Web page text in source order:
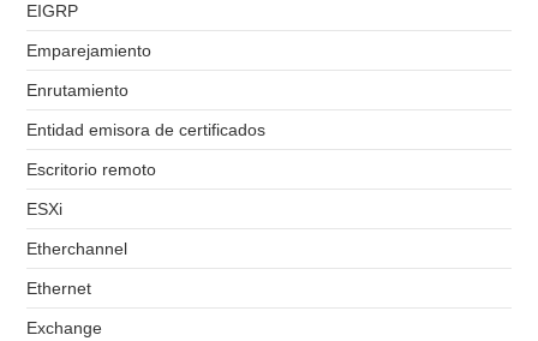
EIGRP
Emparejamiento
Enrutamiento
Entidad emisora de certificados
Escritorio remoto
ESXi
Etherchannel
Ethernet
Exchange